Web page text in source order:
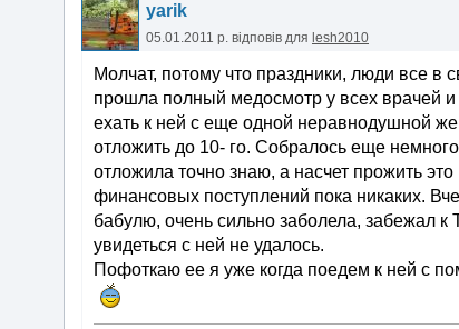
yarik
05.01.2011 р. відповів для lesh2010
Молчат, потому что праздники, люди все в
прошла полный медосмотр у всех врачей
ехать к ней с еще одной неравнодушной
отложить до 10- го. Собралось еще
отложила точно знаю, а насчет прожить
финансовых поступлений пока никаких.
бабулю, очень сильно заболела, забежал к
увидеться с ней не удалось.
Пофоткаю ее я уже когда поедем к ней с